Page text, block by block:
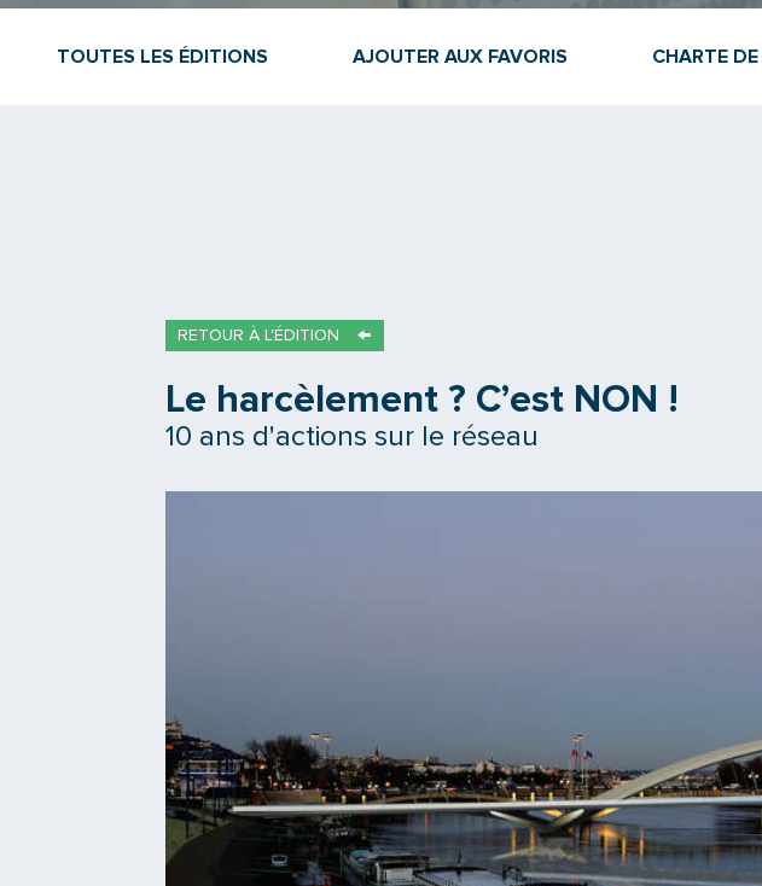
TOUTES LES ÉDITIONS AJOUTER AUX FAVORIS CHARTE
RETOUR À L'ÉDITION
Le harcèlement ? C’est NON !
10 ans d'actions sur le réseau